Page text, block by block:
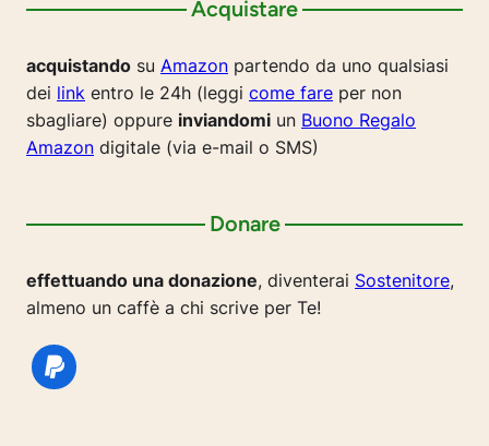
Acquistare
acquistando su Amazon partendo da uno qualsiasi
dei link entro le 24h (leggi come fare per non
sbagliare) oppure inviandomi un Buono Regalo
Amazon digitale (via e-mail o SMS)
Donare
effettuando una donazione, diventerai Sostenitore,
almeno un caffè a chi scrive per Te!